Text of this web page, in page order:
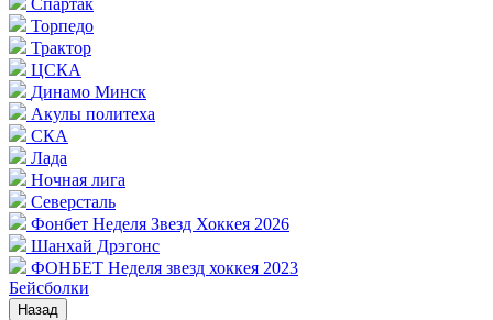
Спартак
Торпедо
Трактор
ЦСКА
Динамо Минск
Акулы политеха
СКА
Лада
Ночная лига
Северсталь
Фонбет Неделя Звезд Хоккея 2026
Шанхай Дрэгонс
ФОНБЕТ Неделя звезд хоккея 2023
Бейсболки
Назад